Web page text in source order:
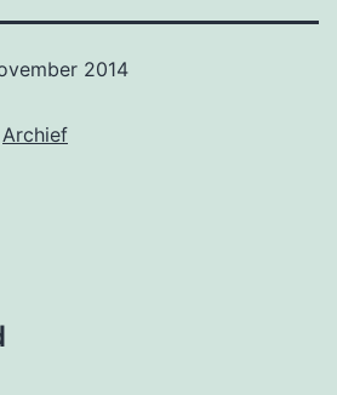
2014
Archief